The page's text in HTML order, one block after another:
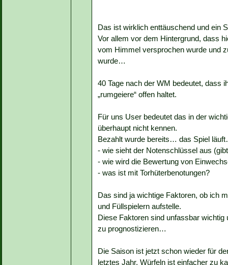
Das ist wirklich enttäuschend und ein
Vor allem vor dem Hintergrund, dass
vom Himmel versprochen wurde und
wurde…
40 Tage nach der WM bedeutet, dass
„rumgeiere“ offen haltet.
Für uns User bedeutet das in der
überhaupt nicht kennen.
Bezahlt wurde bereits… das Spiel
- wie sieht der Notenschlüssel aus
- wie wird die Bewertung von
- was ist mit Torhüterbenotungen?
Das sind ja wichtige Faktoren, ob ich
und Füllspielern aufstelle.
Diese Faktoren sind unfassbar
zu prognostizieren…
Die Saison ist jetzt schon wieder für
letztes Jahr. Würfeln ist einfacher zu